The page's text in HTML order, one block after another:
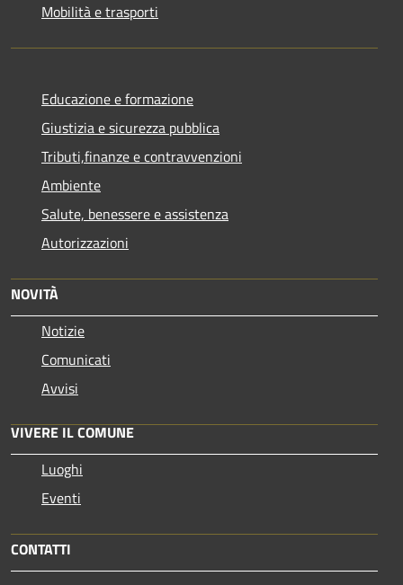
Mobilità e trasporti
Educazione e formazione
Giustizia e sicurezza pubblica
Tributi,finanze e contravvenzioni
Ambiente
Salute, benessere e assistenza
Autorizzazioni
NOVITÀ
Notizie
Comunicati
Avvisi
VIVERE IL COMUNE
Luoghi
Eventi
CONTATTI